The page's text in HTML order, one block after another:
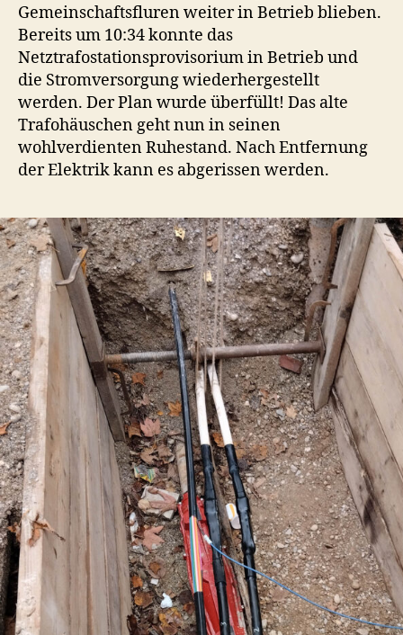
Gemeinschaftsfluren weiter in Betrieb blieben.
Bereits um 10:34 konnte das
Netztrafostationsprovisorium in Betrieb und
die Stromversorgung wiederhergestellt
werden. Der Plan wurde überfüllt! Das alte
Trafohäuschen geht nun in seinen
wohlverdienten Ruhestand. Nach Entfernung
der Elektrik kann es abgerissen werden.